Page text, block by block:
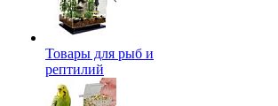
Товары для рыб и
рептилий